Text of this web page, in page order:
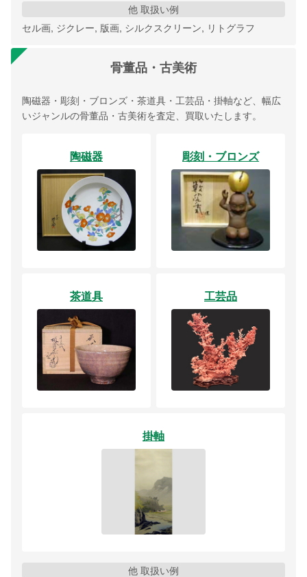
他 取扱い例
セル画, ジクレー, 版画, シルクスクリーン, リトグラフ
骨董品・古美術
陶磁器・彫刻・ブロンズ・茶道具・工芸品・掛軸など、幅広
いジャンルの骨董品・古美術を査定、買取いたします。
陶磁器 彫刻・ブロンズ
茶道具 工芸品
掛軸
他 取扱い例